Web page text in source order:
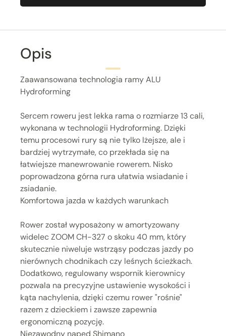
Opis
Zaawansowana technologia ramy ALU
Hydroforming
Sercem roweru jest lekka rama o rozmiarze 13 cali,
wykonana w technologii Hydroforming. Dzięki
temu procesowi rury są nie tylko lżejsze, ale i
bardziej wytrzymałe, co przekłada się na
łatwiejsze manewrowanie rowerem. Nisko
poprowadzona górna rura ułatwia wsiadanie i
zsiadanie.
Komfortowa jazda w każdych warunkach
Rower został wyposażony w amortyzowany
widelec ZOOM CH-327 o skoku 40 mm, który
skutecznie niweluje wstrząsy podczas jazdy po
nierównych chodnikach czy leśnych ścieżkach.
Dodatkowo, regulowany wspornik kierownicy
pozwala na precyzyjne ustawienie wysokości i
kąta nachylenia, dzięki czemu rower "rośnie"
razem z dzieckiem i zawsze zapewnia
ergonomiczną pozycję.
Niezawodny napęd Shimano